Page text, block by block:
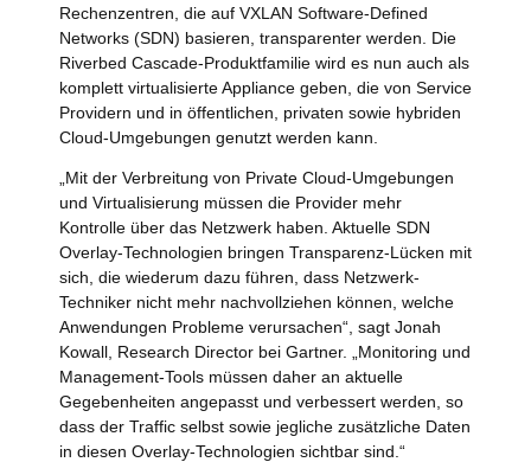
Rechenzentren, die auf VXLAN Software-Defined
Networks (SDN) basieren, transparenter werden. Die
Riverbed Cascade-Produktfamilie wird es nun auch als
komplett virtualisierte Appliance geben, die von Service
Providern und in öffentlichen, privaten sowie hybriden
Cloud-Umgebungen genutzt werden kann.
„Mit der Verbreitung von Private Cloud-Umgebungen
und Virtualisierung müssen die Provider mehr
Kontrolle über das Netzwerk haben. Aktuelle SDN
Overlay-Technologien bringen Transparenz-Lücken mit
sich, die wiederum dazu führen, dass Netzwerk-
Techniker nicht mehr nachvollziehen können, welche
Anwendungen Probleme verursachen“, sagt Jonah
Kowall, Research Director bei Gartner. „Monitoring und
Management-Tools müssen daher an aktuelle
Gegebenheiten angepasst und verbessert werden, so
dass der Traffic selbst sowie jegliche zusätzliche Daten
in diesen Overlay-Technologien sichtbar sind.“